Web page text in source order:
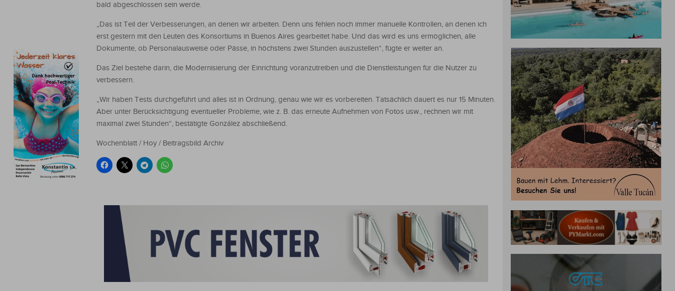
bald abgeschlossen sein werde.
„Das ist Teil der Verbesserungen, an denen wir arbeiten. Denn uns fehlen noch immer manuelle Kontrollen, an denen ich
erst gestern mit den Leuten des Konsortiums in Buenos Aires gearbeitet habe. Und das wird es uns ermöglichen, alle
Dokumente, ob Personalausweise oder Pässe, in höchstens zwei Stunden auszustellen“, fügte er weiter an.
Das Ziel bestehe darin, die Modernisierung der Einrichtung voranzutreiben und die Dienstleistungen für die Nutzer zu
verbessern.
„Wir haben Tests durchgeführt und alles ist in Ordnung, genau wie wir es vorbereiten. Tatsächlich dauert es nur 15 Minuten.
Aber unter Berücksichtigung eventueller Probleme, wie z. B. das erneute Aufnehmen von Fotos usw., rechnen wir mit
maximal zwei Stunden“, bestätigte González abschließend.
Wochenblatt / Hoy / Beitragsbild Archiv